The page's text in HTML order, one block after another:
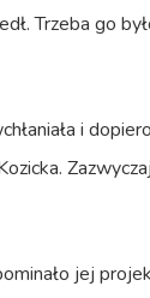
Trzeba go
i
jej